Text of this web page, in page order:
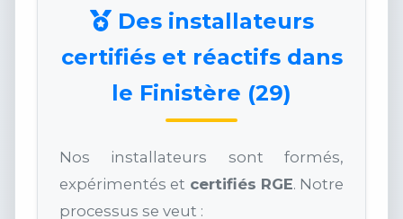
Des installateurs
certifiés et réactifs dans
le Finistère (29)
Nos installateurs sont formés,
expérimentés et certifiés RGE. Notre
processus se veut :